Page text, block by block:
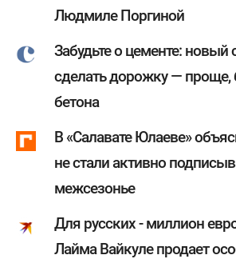
Людмиле Поргиной
Забудьте о цементе: новый
сделать дорожку — проще,
бетона
В «Салавате Юлаеве»
не стали активно
межсезонье
Для русских - миллион
Лайма Вайкуле продает